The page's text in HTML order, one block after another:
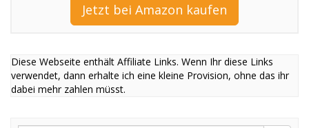
Jetzt bei Amazon kaufen
Diese Webseite enthält Affiliate Links. Wenn Ihr diese Links
verwendet, dann erhalte ich eine kleine Provision, ohne das ihr
dabei mehr zahlen müsst.